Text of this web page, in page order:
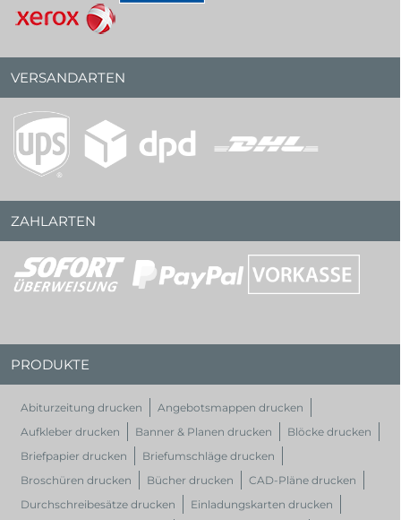
VERSANDARTEN
ZAHLARTEN
PRODUKTE
Abiturzeitung drucken
Angebotsmappen drucken
Aufkleber drucken
Banner & Planen drucken
Blöcke drucken
Briefpapier drucken
Briefumschläge drucken
Broschüren drucken
Bücher drucken
CAD-Pläne drucken
Durchschreibesätze drucken
Einladungskarten drucken